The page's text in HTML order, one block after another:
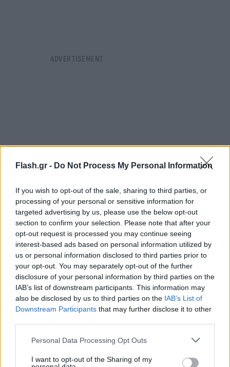
Flash.gr - Do Not Process My Personal Information
If you wish to opt-out of the sale, sharing to third parties, or
processing of your personal or sensitive information for
targeted advertising by us, please use the below opt-out
section to confirm your selection. Please note that after your
opt-out request is processed you may continue seeing
interest-based ads based on personal information utilized by
us or personal information disclosed to third parties prior to
your opt-out. You may separately opt-out of the further
disclosure of your personal information by third parties on the
IAB’s list of downstream participants. This information may
also be disclosed by us to third parties on the IAB’s List of
Downstream Participants that may further disclose it to other
Please note that this website/app uses one or more Google
not limited to your visit or usage behaviour. You may click to
Personal Data Processing Opt Outs
I want to opt-out of the Sharing of my
Ποιός είναι ο Στέφαν Ντε Φράι
Ο Στέφαν Ντε Φράι είναι Ολλανδός διεθνής (79
συμμετοχές με τους Οράνιε), έχει ύψος 1,89μ. και
πρόκειται για έναν κεντρικό αμυντικό από το
υψηλότατο «ράφι». Αγωνίζεται στο υψηλότερο
επίπεδο και την Ίντερ από το 2018 όταν
Με την ομάδα από το Μιλάνο έχει καταγράψει
παιχνίδια, με απολογισμό 13 τέρματα και 8